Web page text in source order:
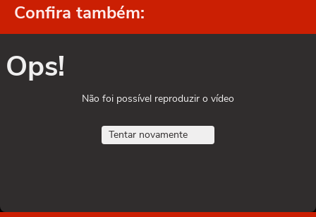
Confira também:
Ops!
Não foi possível reproduzir o vídeo
Tentar novamente